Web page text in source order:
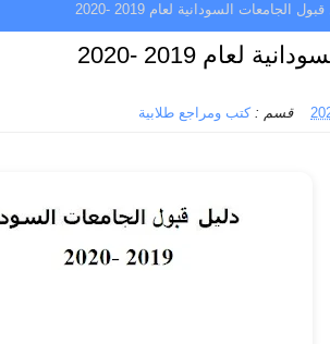
الجامعات السودانية لعام 2019 -2020
لعام 2019 -2020
قسم : كتب ومراجع طلابية